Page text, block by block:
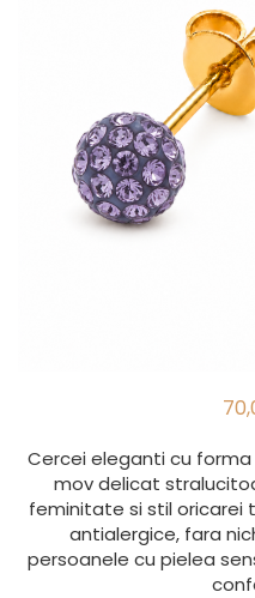
Cercei eleganti cu
mov delicat
feminitate si stil oricarei
antialergice, fara
persoanele cu pielea